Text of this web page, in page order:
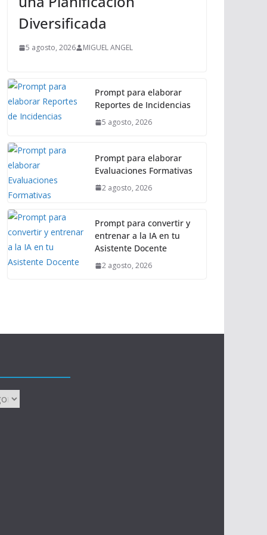
Diversificada
5 agosto, 2026 MIGUEL ANGEL
Prompt para elaborar
Reportes de Incidencias
5 agosto, 2026
Prompt para elaborar
Evaluaciones Formativas
2 agosto, 2026
Prompt para convertir y
entrenar a la IA en tu
Asistente Docente
2 agosto, 2026